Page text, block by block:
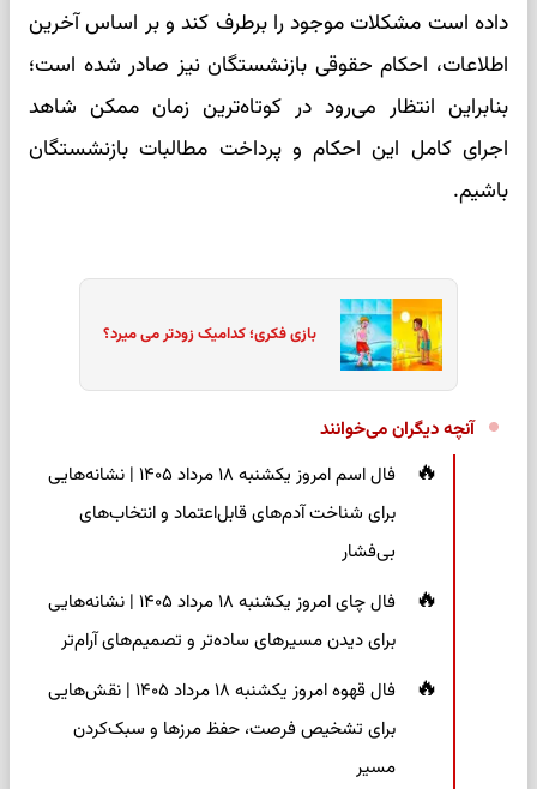
داده است مشکلات موجود را برطرف کند و بر اساس آخرین
اطلاعات، احکام حقوقی بازنشستگان نیز صادر شده است؛
بنابراین انتظار می‌رود در کوتاه‌ترین زمان ممکن شاهد
اجرای کامل این احکام و پرداخت مطالبات بازنشستگان
باشیم.
بازی فکری؛ کدامیک زودتر می میرد؟
آنچه دیگران می‌خوانند
فال اسم امروز یکشنبه ۱۸ مرداد ۱۴۰۵ | نشانه‌هایی
برای شناخت آدم‌های قابل‌اعتماد و انتخاب‌های
بی‌فشار
فال چای امروز یکشنبه ۱۸ مرداد ۱۴۰۵ | نشانه‌هایی
برای دیدن مسیرهای ساده‌تر و تصمیم‌های آرام‌تر
فال قهوه امروز یکشنبه ۱۸ مرداد ۱۴۰۵ | نقش‌هایی
برای تشخیص فرصت، حفظ مرزها و سبک‌کردن
مسیر